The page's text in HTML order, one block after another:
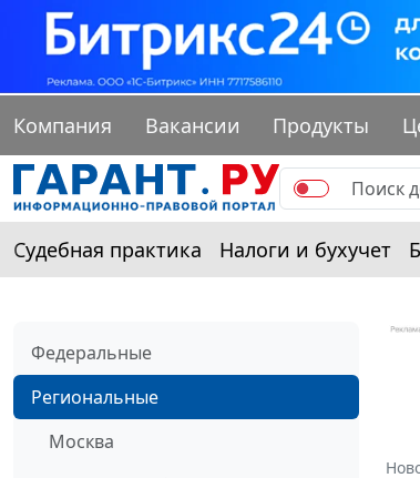
Компания Вакансии Продукты
Судебная практика Налоги и бухучет
Федеральные
Региональные
Москва